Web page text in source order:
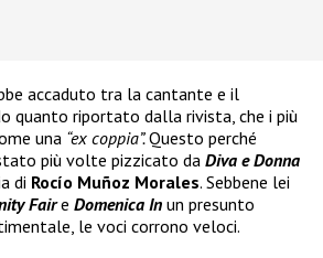
accaduto tra la cantante e il
quanto riportato dalla rivista, che i più
una “ex coppia”.Questo perché
più volte pizzicato da Diva e Donna
di Rocío Muñoz Morales. Sebbene lei
Faire Domenica In un presunto
le voci corrono veloci.